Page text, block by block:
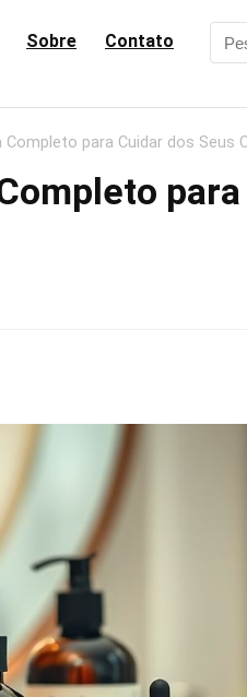
Sobre Contato
Completo para Cuidar dos Seus